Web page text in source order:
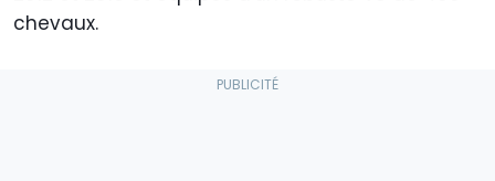
chevaux.